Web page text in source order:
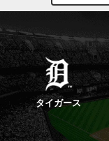
タイガース